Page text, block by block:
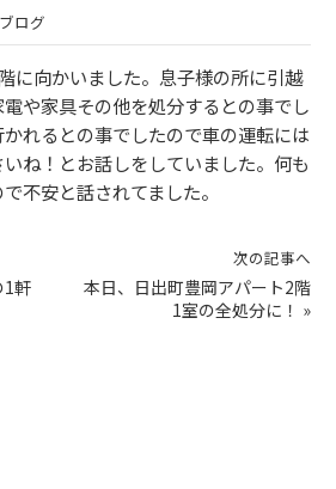
ログ
に向かいました。息子様の所に引越
や家具その他を処分するとの事でし
れるとの事でしたので車の運転には
ね！とお話しをしていました。何も
不安と話されてました。
1軒
次の記事へ
本日、日出町豊岡アパート2階
1室の全処分に！ »